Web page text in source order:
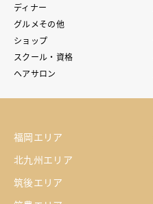
ディナー
グルメその他
ショップ
スクール・資格
ヘアサロン
福岡エリア
北九州エリア
筑後エリア